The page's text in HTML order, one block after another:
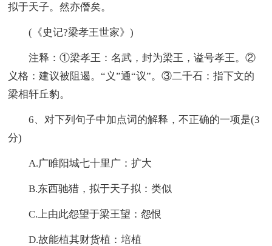
拟于天子。然亦僭矣。
(《史记?梁孝王世家》)
注释：①梁孝王：名武，封为梁王，谥号孝王。②
义格：建议被阻遏。“义”通“议”。③二千石：指下文的
梁相轩丘豹。
6、对下列句子中加点词的解释，不正确的一项是(3
分)
A.广睢阳城七十里广：扩大
B.东西驰猎，拟于天子拟：类似
C.上由此怨望于梁王望：怨恨
D.故能植其财货植：培植